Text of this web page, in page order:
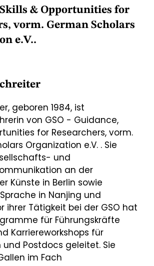
& Opportunities for
vorm. German Scholars
e.V..
geboren 1984, ist
von GSO - Guidance,
for Researchers, vorm.
Organization e.V. . Sie
und
an der
Künste in Berlin sowie
in Nanjing und
ihrer Tätigkeit bei der GSO hat
für Führungskräfte
Karriereworkshops für
und Postdocs geleitet. Sie
im Fach